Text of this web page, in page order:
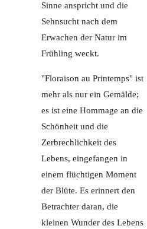
Sinne anspricht und die
Sehnsucht nach dem
Erwachen der Natur im
Frühling weckt.
"Floraison au Printemps" ist
mehr als nur ein Gemälde;
es ist eine Hommage an die
Schönheit und die
Zerbrechlichkeit des
Lebens, eingefangen in
einem flüchtigen Moment
der Blüte. Es erinnert den
Betrachter daran, die
kleinen Wunder des Lebens